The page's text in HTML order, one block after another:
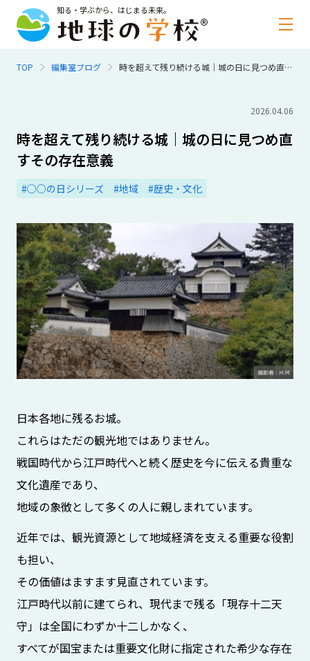
知る・学ぶから、はじまる未来。
TOP 編集室ブログ 時を超えて残り続ける城｜城の日に見つめ直すその存在意義
2026.04.06
時を超えて残り続ける城｜城の日に見つめ直
すその存在意義
#○○の日シリーズ #地域 #歴史・文化
日本各地に残るお城。
これらはただの観光地ではありません。
戦国時代から江戸時代へと続く歴史を今に伝える貴重な
文化遺産であり、
地域の象徴として多くの人に親しまれています。
近年では、観光資源として地域経済を支える重要な役割
も担い、
その価値はますます見直されています。
江戸時代以前に建てられ、現代まで残る「現存十二天
守」は全国にわずか十二しかなく、
すべてが国宝または重要文化財に指定された希少な存在